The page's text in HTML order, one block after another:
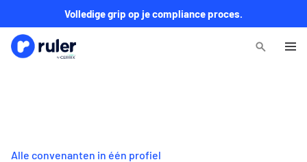
Volledige grip op je compliance proces.
Alle convenanten in één profiel